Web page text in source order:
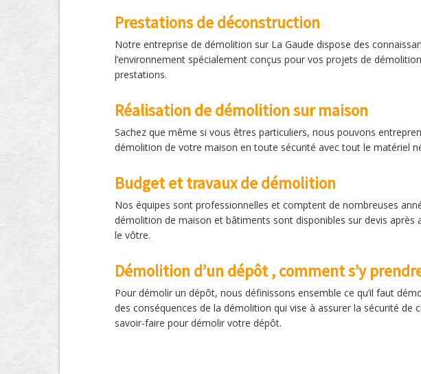
Prestations de déconstruction
Notre entreprise de démolition sur La Gaude dispose des
l’environnement spécialement conçus pour vos projets de
prestations.
Réalisation de démolition sur maison
Sachez que même si vous êtres particuliers, nous pouvons
démolition de votre maison en toute sécurité avec tout le matériel
Budget et travaux de démolition
Nos équipes sont professionnelles et comptent de nombreuses
démolition de maison et bâtiments sont disponibles sur devis
le vôtre.
Démolition d’un dépôt , comment s’y
Pour démolir un dépôt, nous définissons ensemble ce qu’il faut
des conséquences de la démolition qui vise à assurer la sécurité
savoir-faire pour démolir votre dépôt.